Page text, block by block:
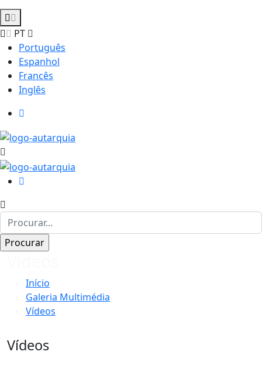
PT
Português
Espanhol
Francês
Inglês
Início
Galeria Multimédia
Vídeos
Vídeos